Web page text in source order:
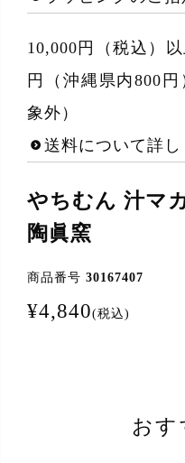
10,000円（税込）
円（沖縄県内800
象外）
送料について詳し
やちむん 汁マ
陶眞窯
商品番号 30167407
¥4,840 税込
おす